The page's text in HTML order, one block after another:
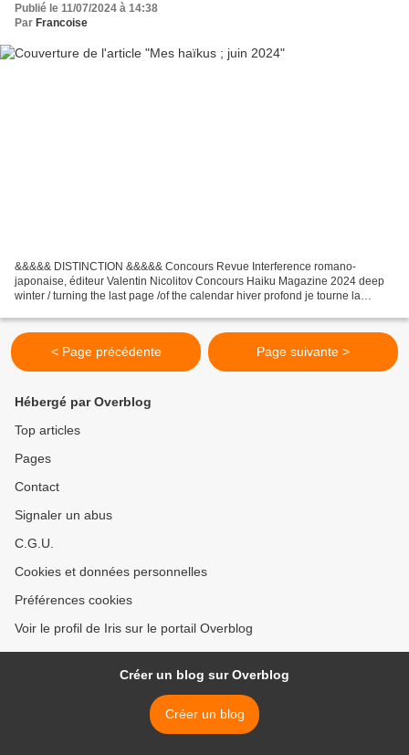
Publié le 11/07/2024 à 14:38
Par Francoise
&&&&& DISTINCTION &&&&& Concours Revue Interference romano-
japonaise, éditeur Valentin Nicolitov Concours Haiku Magazine 2024 deep
winter / turning the last page /of the calendar hiver profond je tourne la
< Page précédente Page suivante >
Hébergé par Overblog
Top articles
Pages
Contact
Signaler un abus
C.G.U.
Cookies et données personnelles
Préférences cookies
Voir le profil de Iris sur le portail Overblog
Créer un blog sur Overblog
Créer un blog